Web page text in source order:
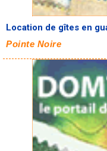
Location de gîtes en
Pointe Noire